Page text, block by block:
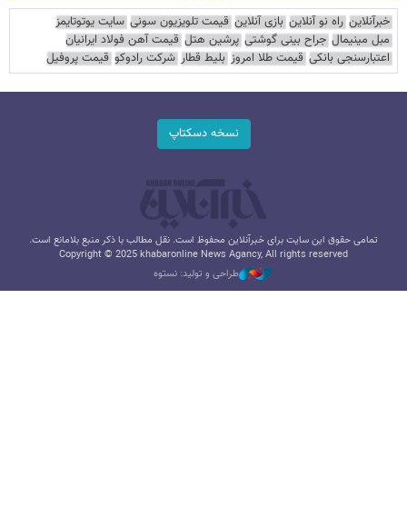
خبرآنلاین راه نو آنلاین بازی آنلاین قیمت تلویزیون سونی سایت یوتوتایمز
مبل مینیمال جراح بینی گوشتی پرشین هتل قیمت آهن فولاد ایرانیان
اعتبارسنجی بانکی قیمت طلا امروز بلیط قطار شرکت رادوکو قیمت پروفیل
نسخه دسکتاپ
تمامی حقوق این سایت برای خبرآنلاین محفوظ است. نقل مطالب با ذکر منبع بلامانع است.
Copyright © 2025 khabaronline News Agancy, All rights reserved
طراحی و تولید: نستوه